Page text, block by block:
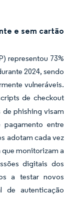
e sem cartão
representou 73%
2024, sendo
vulneráveis.
de checkout
phishing visam
entre
adotam cada vez
monitorizam a
digitais dos
a testar novos
de autenticação